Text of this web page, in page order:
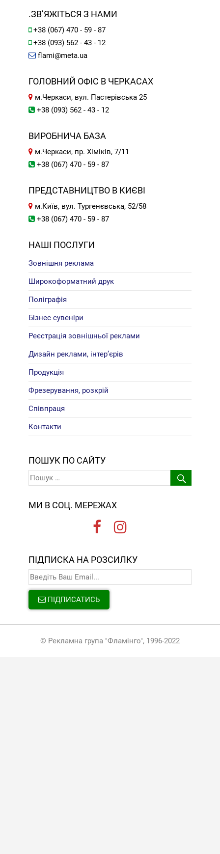
.ЗВ’ЯЖІТЬСЯ З НАМИ
+38 (067) 470 - 59 - 87
+38 (093) 562 - 43 - 12
flami@meta.ua
ГОЛОВНИЙ ОФІС В ЧЕРКАСАХ
м.Черкаси, вул. Пастерівська 25
+38 (093) 562 - 43 - 12
ВИРОБНИЧА БАЗА
м.Черкаси, пр. Хіміків, 7/11
+38 (067) 470 - 59 - 87
ПРЕДСТАВНИЦТВО В КИЄВІ
м.Київ, вул. Тургенєвська, 52/58
+38 (067) 470 - 59 - 87
НАШІ ПОСЛУГИ
Зовнішня реклама
Широкоформатний друк
Поліграфія
Бізнес сувеніри
Реєстрація зовнішньої реклами
Дизайн реклами, інтер’єрів
Продукція
Фрезерування, розкрій
Співпраця
Контакти
ПОШУК ПО САЙТУ
МИ В СОЦ. МЕРЕЖАХ
ПІДПИСКА НА РОЗСИЛКУ
ПІДПИСАТИСЬ
© Рекламна група "Фламінго", 1996-2022